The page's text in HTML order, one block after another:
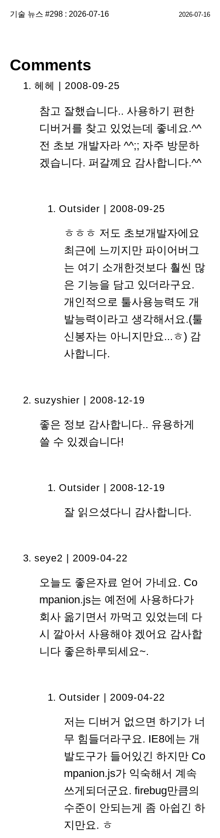
기술 뉴스 #298 : 2026-07-16 2026-07-16
Comments
헤헤 | 2008-09-25
참고 잘했습니다.. 사용하기 편한
디버거를 찾고 있었는데 좋네요.^^
전 초보 개발자라 ^^;; 자주 방문하
겠습니다. 퍼갈꼐요 감사합니다.^^
Outsider | 2008-09-25
ㅎㅎㅎ 저도 초보개발자에요
최근에 느끼지만 파이어버그
는 여기 소개한것보다 훨씬 많
은 기능을 담고 있더라구요.
개인적으로 툴사용능력도 개
발능력이라고 생각해서요.(툴
신봉자는 아니지만요...ㅎ) 감
사합니다.
suzyshier | 2008-12-19
좋은 정보 감사합니다.. 유용하게
쓸 수 있겠습니다!
Outsider | 2008-12-19
잘 읽으셨다니 감사합니다.
seye2 | 2009-04-22
오늘도 좋은자료 얻어 가네요. Co
mpanion.js는 예전에 사용하다가
회사 옮기면서 까먹고 있었는데 다
시 깔아서 사용해야 겠어요 감사합
니다 좋은하루되세요~.
Outsider | 2009-04-22
저는 디버거 없으면 하기가 너
무 힘들더라구요. IE8에는 개
발도구가 들어있긴 하지만 Co
mpanion.js가 익숙해서 계속
쓰게되더군요. firebug만큼의
수준이 안되는게 좀 아쉽긴 하
지만요. ㅎ